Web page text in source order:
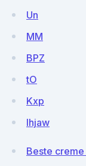
Un
MM
BPZ
tO
Kxp
lhjaw
Beste